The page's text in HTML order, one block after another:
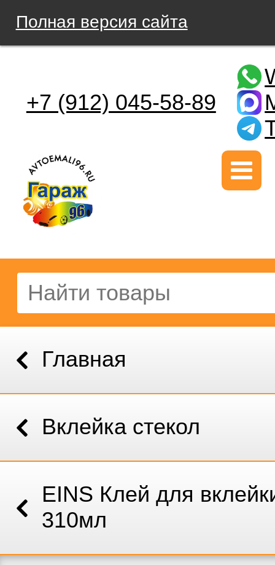
Полная версия сайта
+7 (912) 045-58-89
Главная
Вклейка стекол
EINS Клей для
310мл